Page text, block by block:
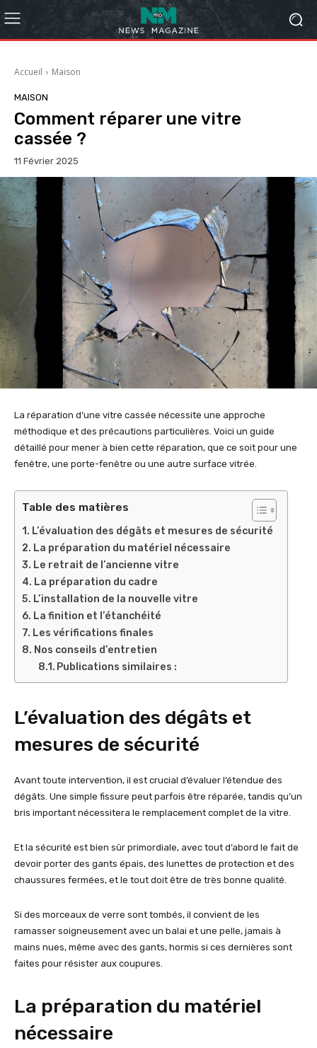
Accueil Maison
MAISON
Comment réparer une vitre
cassée ?
11 Février 2025
La réparation d’une vitre cassée nécessite une approche
méthodique et des précautions particulières. Voici un guide
détaillé pour mener à bien cette réparation, que ce soit pour une
fenêtre, une porte-fenêtre ou une autre surface vitrée.
Table des matières
L’évaluation des dégâts et mesures de sécurité
La préparation du matériel nécessaire
Le retrait de l’ancienne vitre
La préparation du cadre
L’installation de la nouvelle vitre
La finition et l’étanchéité
Les vérifications finales
Nos conseils d’entretien
Publications similaires :
L’évaluation des dégâts et
mesures de sécurité
Avant toute intervention, il est crucial d’évaluer l’étendue des
dégâts. Une simple fissure peut parfois être réparée, tandis qu’un
bris important nécessitera le remplacement complet de la vitre.
Et la sécurité est bien sûr primordiale, avec tout d’abord le fait de
devoir porter des gants épais, des lunettes de protection et des
chaussures fermées, et le tout doit être de très bonne qualité.
Si des morceaux de verre sont tombés, il convient de les
ramasser soigneusement avec un balai et une pelle, jamais à
mains nues, même avec des gants, hormis si ces dernières sont
faites pour résister aux coupures.
La préparation du matériel
nécessaire